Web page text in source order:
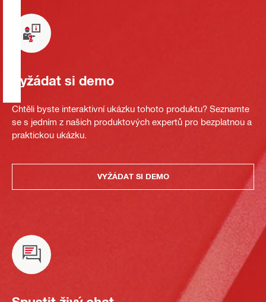
Vyžádat si demo
Chtěli byste interaktivní ukázku tohoto produktu? Seznamte
se s jedním z našich produktových expertů pro bezplatnou a
praktickou ukázku.
VYŽÁDAT SI DEMO